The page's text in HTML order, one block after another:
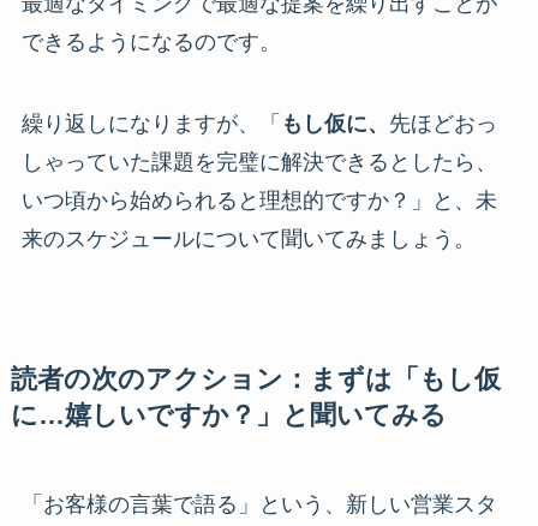
できるようになるのです。
繰り返しになりますが、「 もし仮に、 先ほどおっ
しゃっていた課題を完璧に解決できるとしたら、
いつ頃から始められると理想的ですか？」と、未
来のスケジュールについて聞いてみましょう。
読者の次のアクション：まずは「もし仮
に…嬉しいですか？」と聞いてみる
「お客様の言葉で語る」という、新しい営業スタ